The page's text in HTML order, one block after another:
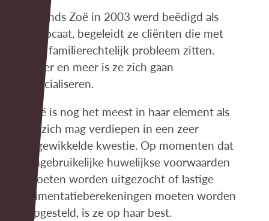
Al sinds Zoë in 2003 werd beëdigd als
advocaat, begeleidt ze cliënten die met
een familierechtelijk probleem zitten.
Meer en meer is ze zich gaan
specialiseren.
Zoë is nog het meest in haar element als
ze zich mag verdiepen in een zeer
ingewikkelde kwestie. Op momenten dat
ongebruikelijke huwelijkse voorwaarden
moeten worden uitgezocht of lastige
alimentatieberekeningen moeten worden
opgesteld, is ze op haar best.